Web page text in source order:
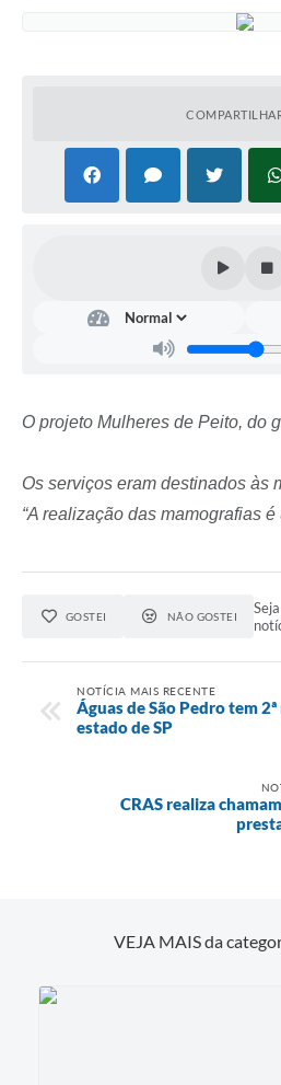
O projeto Mulheres de Peito, do
Os serviços eram destinados às
“A realização das mamografias
GOSTEI NÃO GOSTEI
NOTÍCIA MAIS RECENTE
Águas de São Pedro tem
estado de SP
CRAS realiza
VEJA MAIS da